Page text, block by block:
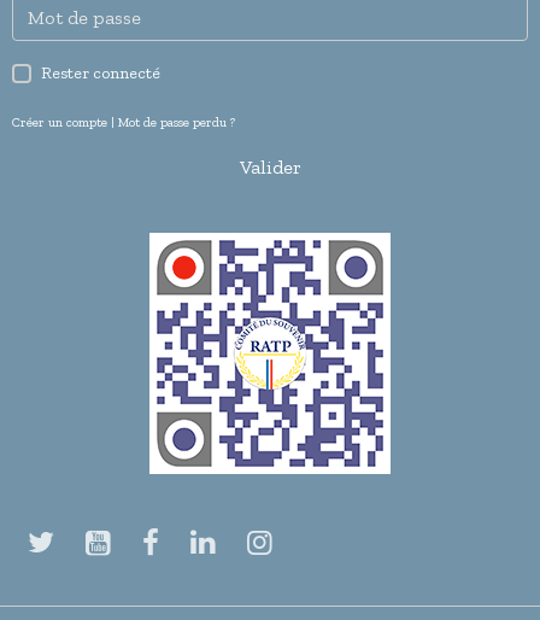
Rester connecté
Créer un compte | Mot de passe perdu ?
Valider